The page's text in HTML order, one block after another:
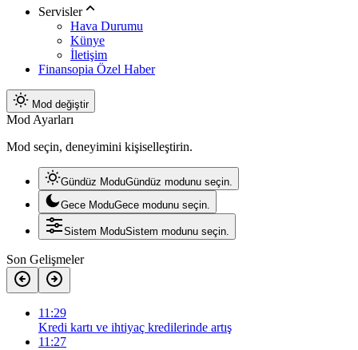
Servisler
Hava Durumu
Künye
İletişim
Finansopia Özel Haber
Mod değiştir
Mod Ayarları
Mod seçin, deneyimini kişiselleştirin.
Gündüz ModuGündüz modunu seçin.
Gece ModuGece modunu seçin.
Sistem ModuSistem modunu seçin.
Son Gelişmeler
11:29
Kredi kartı ve ihtiyaç kredilerinde artış
11:27